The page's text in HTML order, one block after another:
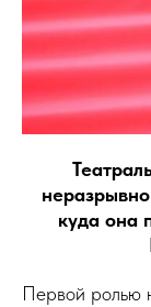
куда она
Первой ролью